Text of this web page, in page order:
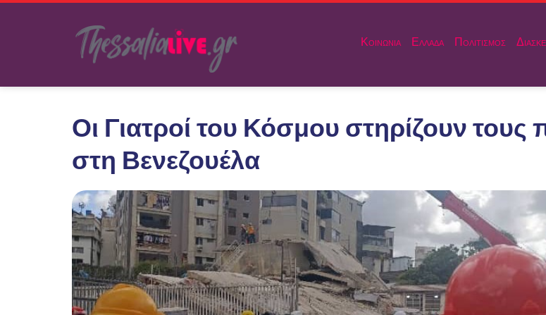
Κοινωνια Ελλαδα Πολιτισμος
Οι Γιατροί του Κόσμου στηρίζουν τους
στη Βενεζουέλα